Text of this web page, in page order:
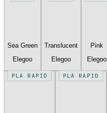
Sea Green
Elegoo
Translucent
Elegoo
Pink
Elegoo
PLA RAPID PLA RAPID